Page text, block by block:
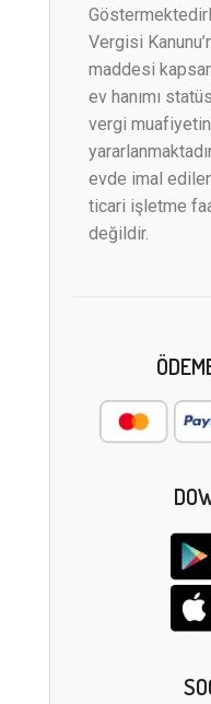
Vergisi
maddesi
ev hanımı
vergi
evde imal edilen
ticari işletme
değildir.